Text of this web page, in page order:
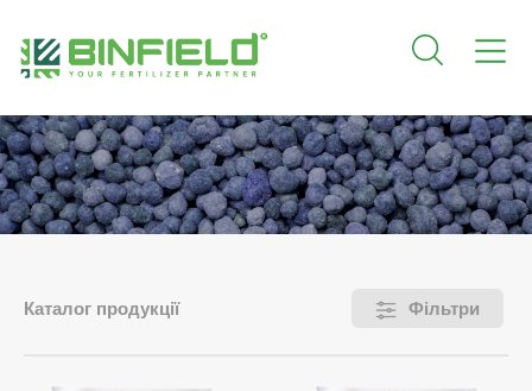
Каталог продукції Фільтри